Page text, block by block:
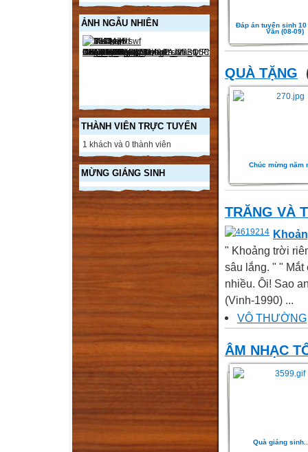
ẢNH NGẪU NHIÊN
THÀNH VIÊN TRỰC TUYẾN
1 khách và 0 thành viên
MỪNG GIÁNG SINH
Đáp án tuyển sinh
Văn (08-09)
QUÀ TẶNG
Chúc mừng năm
TRĂNG VÀ
" Khoảng trời
sâu lắng. " "
nhiều. Ôi! Sao
(Vinh-1990) ...
VÔ THƯỜNG
ÂM NHẠC
Quà giáng